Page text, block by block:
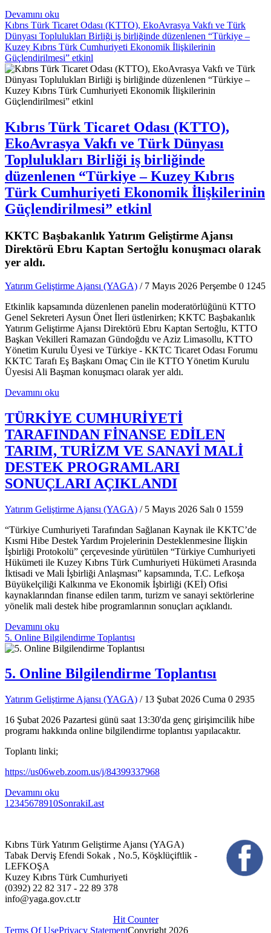
Devamını oku
Kıbrıs Türk Ticaret Odası (KTTO), EkoAvrasya Vakfı ve Türk
Dünyası Toplulukları Birliği iş birliğinde düzenlenen “Türkiye –
Kuzey Kıbrıs Türk Cumhuriyeti Ekonomik İlişkilerinin
Güçlendirilmesi” etkinl
Kıbrıs Türk Ticaret Odası (KTTO),
EkoAvrasya Vakfı ve Türk Dünyası
Toplulukları Birliği iş birliğinde
düzenlenen “Türkiye – Kuzey Kıbrıs
Türk Cumhuriyeti Ekonomik İlişkilerinin
Güçlendirilmesi” etkinl
KKTC Başbakanlık Yatırım Geliştirme Ajansı
Direktörü Ebru Kaptan Sertoğlu konuşmacı olarak
yer aldı.
Yatırım Geliştirme Ajansı (YAGA) / 7 Mayıs 2026 Perşembe 0 1245
Etkinlik kapsamında düzenlenen panelin moderatörlüğünü KTTO
Genel Sekreteri Aysun Önet İleri üstlenirken; KKTC Başbakanlık
Yatırım Geliştirme Ajansı Direktörü Ebru Kaptan Sertoğlu, KTTO
Başkan Vekilleri Ramazan Gündoğdu ve Aziz Limasollu, KTTO
Yönetim Kurulu Üyesi ve Türkiye - KKTC Ticaret Odası Forumu
KKTC Tarafı Eş Başkanı Omaç Cin ile KTTO Yönetim Kurulu
Üyesisi Ali Başman konuşmacı olarak yer aldı.
Devamını oku
TÜRKİYE CUMHURİYETİ
TARAFINDAN FİNANSE EDİLEN
TARIM, TURİZM VE SANAYİ MALİ
DESTEK PROGRAMLARI
SONUÇLARI AÇIKLANDI
Yatırım Geliştirme Ajansı (YAGA) / 5 Mayıs 2026 Salı 0 1559
“Türkiye Cumhuriyeti Tarafından Sağlanan Kaynak ile KKTC’de
Kısmi Hibe Destek Yardım Projelerinin Desteklenmesine İlişkin
İşbirliği Protokolü” çerçevesinde yürütülen “Türkiye Cumhuriyeti
Hükümeti ile Kuzey Kıbrıs Türk Cumhuriyeti Hükümeti Arasında
İktisadi ve Mali İşbirliği Anlaşması” kapsamında, T.C. Lefkoşa
Büyükelçiliği Kalkınma ve Ekonomik İşbirliği (KEİ) Ofisi
kaynaklarından finanse edilen tarım, turizm ve sanayi sektörlerine
yönelik mali destek hibe programlarının sonuçları açıklandı.
Devamını oku
5. Online Bilgilendirme Toplantısı
5. Online Bilgilendirme Toplantısı
Yatırım Geliştirme Ajansı (YAGA) / 13 Şubat 2026 Cuma 0 2935
16 Şubat 2026 Pazartesi günü saat 13:30'da genç girişimcilik hibe
programı hakkında online bilgilendirme toplantısı yapılacaktır.
Toplantı linki;
https://us06web.zoom.us/j/84399337968
Devamını oku
1 2345678910SonrakiLast
Kıbrıs Türk Yatırım Geliştirme Ajansı (YAGA)
Tabak Derviş Efendi Sokak , No.5, Köşklüçiftlik -
LEFKOŞA
Kuzey Kıbrıs Türk Cumhuriyeti
(0392) 22 82 317 - 22 89 378
info@yaga.gov.ct.tr
Hit Counter
Terms Of UsePrivacy StatementCopyright 2026